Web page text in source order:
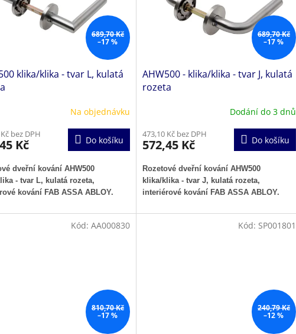
689,70 Kč
–17 %
klika/klika - tvar L, kulatá
Na objednávku
bez DPH
Kč Do košíku
dveřní kování AHW500
- tvar L, kulatá rozeta,
kování FAB ASSA ABLOY.
689,70 Kč
–17 %
AHW500 - klika/klika - tvar J, kulatá
rozeta
Dodání do 3 dnů
473,10 Kč bez DPH
572,45 Kč Do košíku
Rozetové dveřní kování AHW500
klika/klika - tvar J, kulatá rozeta,
interiérové kování FAB ASSA ABLOY.
810,70 Kč
–17 %
Kód: AA000830
240,79 Kč
–12 %
Kód: SP001801